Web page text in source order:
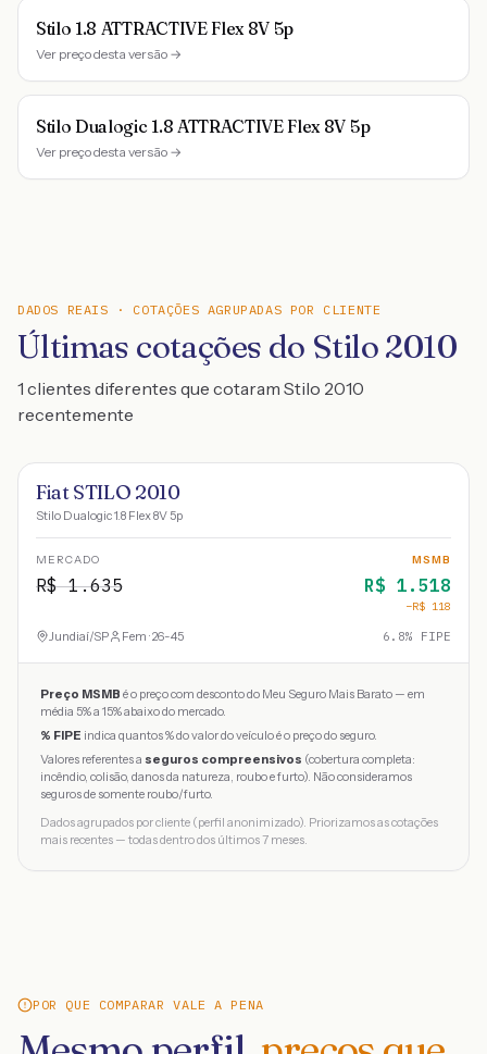
Stilo 1.8 ATTRACTIVE Flex 8V 5p
Ver preço desta versão →
Stilo Dualogic 1.8 ATTRACTIVE Flex 8V 5p
Ver preço desta versão →
DADOS REAIS · COTAÇÕES AGRUPADAS POR CLIENTE
Últimas cotações do Stilo 2010
1 clientes diferentes que cotaram Stilo 2010
recentemente
Fiat STILO 2010
Stilo Dualogic 1.8 Flex 8V 5p
MERCADO
R$1.635
MSMB
R$ 1.518
−R$ 118
Jundiaí/SP Fem · 26-45 6.8% FIPE
Preço MSMB é o preço com desconto do Meu Seguro Mais Barato — em
média 5% a 15% abaixo do mercado.
% FIPE indica quantos % do valor do veículo é o preço do seguro.
Valores referentes a seguros compreensivos (cobertura completa:
incêndio, colisão, danos da natureza, roubo e furto). Não consideramos
seguros de somente roubo/furto.
Dados agrupados por cliente (perfil anonimizado). Priorizamos as cotações
mais recentes — todas dentro dos últimos 7 meses.
POR QUE COMPARAR VALE A PENA